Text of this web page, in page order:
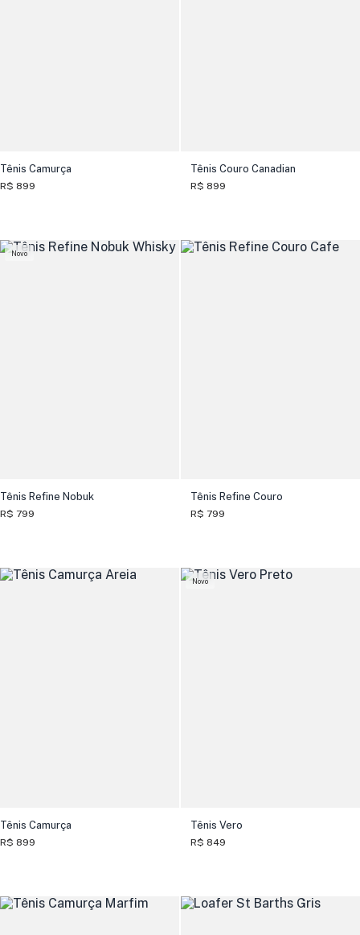
Tênis Camurça
R$ 899
Tênis Couro Canadian
R$ 899
Novo
Tênis Refine Nobuk
R$ 799
Tênis Refine Couro
R$ 799
Tênis Camurça
R$ 899
Novo
Tênis Vero
R$ 849